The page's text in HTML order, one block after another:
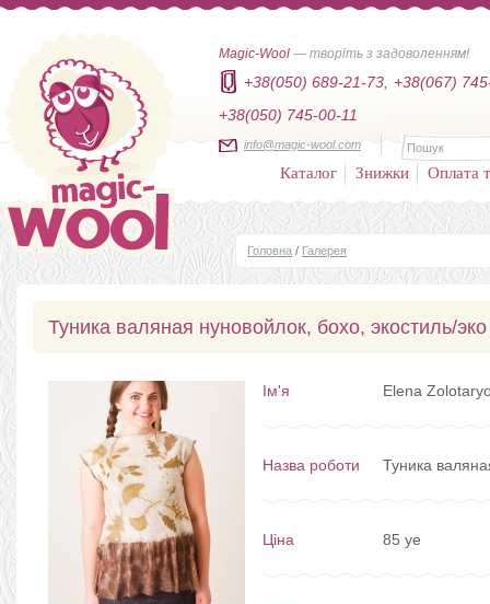
Magic-Wool — творіть з задоволенням!
+38(050) 689-21-73,
+38(067)
+38(050) 745-00-11
info@magic-wool.com
Каталог Знижки Оплата
Головна / Галерея
Туника валяная нуновойлок, бохо, экостиль/
Ім'я Elena
Назва роботи Туника
Ціна 85 ye